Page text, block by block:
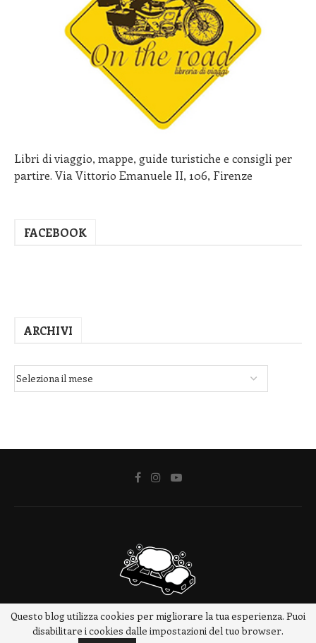
Libri di viaggio, mappe, guide turistiche e consigli per
partire. Via Vittorio Emanuele II, 106, Firenze
FACEBOOK
ARCHIVI
@2018 - www.meteotrip.it
Questo blog utilizza cookies per migliorare la tua esperienza. Puoi
disabilitare i cookies dalle impostazioni del tuo browser.